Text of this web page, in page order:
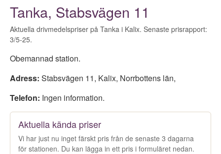
Tanka, Stabsvägen 11
Aktuella drivmedelspriser på Tanka i Kalix. Senaste prisrapport:
3/5-25.
Obemannad station.
Adress: Stabsvägen 11, Kalix, Norrbottens län,
Telefon: Ingen information.
Aktuella kända priser
Vi har just nu inget färskt pris från de senaste 3 dagarna
för stationen. Du kan lägga in ett pris i formuläret nedan.